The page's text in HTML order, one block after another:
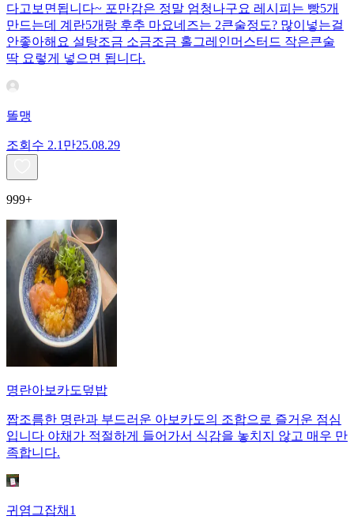
다고보면됩니다~ 포만감은 정말 엄청나구요 레시피는 빵5개
만드는데 계란5개랑 후추 마요네즈는 2큰술정도? 많이넣는걸
안좋아해요 설탕조금 소금조금 홀그레인머스터드 작은큰술
딱 요렇게 넣으면 됩니다.
똘맹
조회수 2.1만25.08.29
999+
명란아보카도덮밥
짭조름한 명란과 부드러운 아보카도의 조합으로 즐거운 점심
입니다 야채가 적절하게 들어가서 식감을 놓치지 않고 매우 만
족합니다.
귀염그잡채1